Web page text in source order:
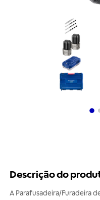
Descrição do
A Parafusadeira/Furadeira